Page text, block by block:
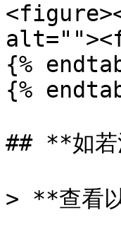
{%
{%
## **如
> **查看